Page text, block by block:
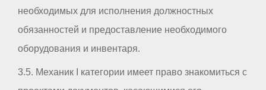
необходимых для исполнения должностных
обязанностей и предоставление необходимого
оборудования и инвентаря.
3.5. Механик I категории имеет право знакомиться с